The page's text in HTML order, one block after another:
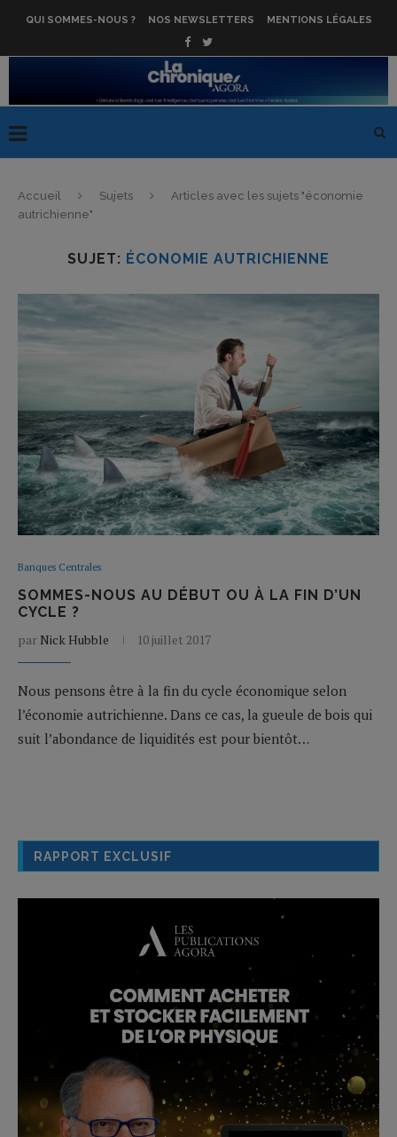
QUI SOMMES-NOUS ? NOS NEWSLETTERS MENTIONS LÉGALES
Accueil Sujets
Articles avec les sujets "économie
autrichienne"
SUJET: ÉCONOMIE AUTRICHIENNE
Banques Centrales
SOMMES-NOUS AU DÉBUT OU À LA FIN D’UN
CYCLE ?
par Nick Hubble 10 juillet 2017
Nous pensons être à la fin du cycle économique selon
l’économie autrichienne. Dans ce cas, la gueule de bois qui
suit l’abondance de liquidités est pour bientôt…
RAPPORT EXCLUSIF